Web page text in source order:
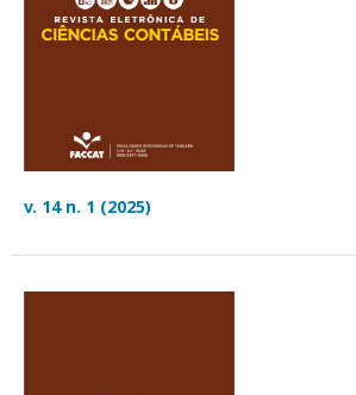
v. 14 n. 1 (2025)